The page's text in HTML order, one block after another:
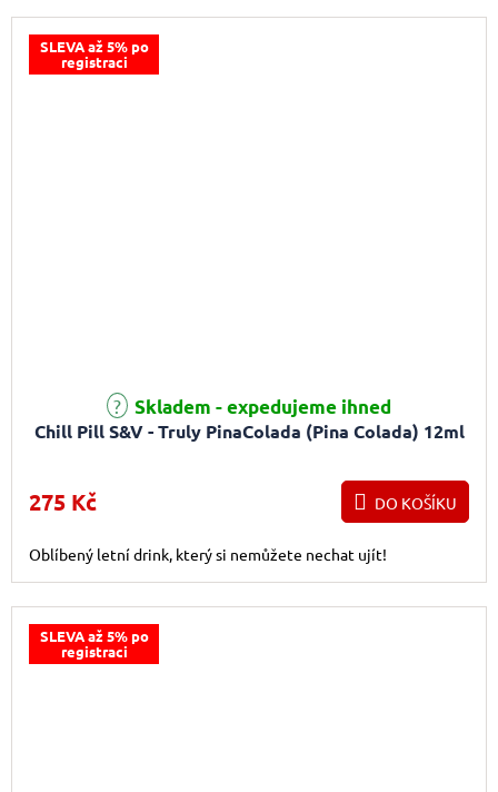
SLEVA až 5% po
registraci
Chill Pill S&V - Truly PinaColada (Pina Colada) 12ml
Skladem - expedujeme ihned
275 Kč DO KOŠÍKU
Oblíbený letní drink, který si nemůžete nechat ujít!
SLEVA až 5% po
registraci